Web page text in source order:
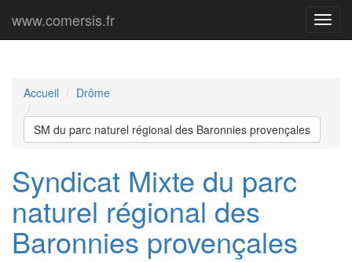
Menu
www.comersis.fr
Accueil Drôme
SM du parc naturel régional des Baronnies provençales
Syndicat Mixte du parc
naturel régional des
Baronnies provençales